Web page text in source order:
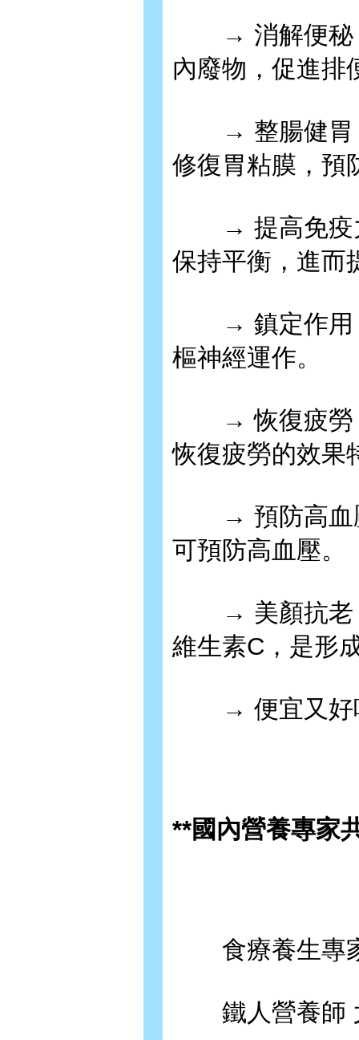
→ 消解便秘：
內廢物，促進排
→ 整腸健胃：
修復胃粘膜，預
→ 提高免疫力
保持平衡，進而
→ 鎮定作用：
樞神經運作。
→ 恢復疲勞：
恢復疲勞的效果
→ 預防高血壓
可預防高血壓。
→ 美顏抗老：
維生素C，是形
→ 便宜又好吃
**國內營養專家
食療養生專
鐵人營養師